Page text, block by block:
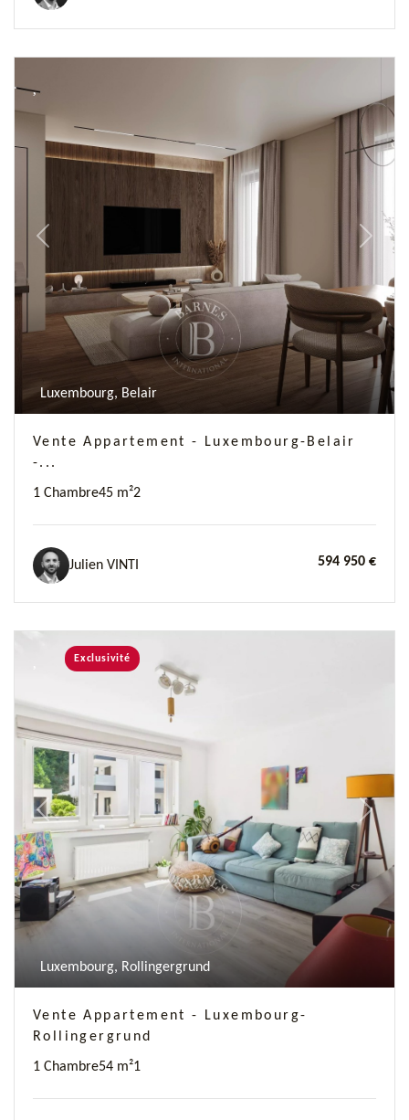
Previous Next
Luxembourg, Belair
Vente Appartement - Luxembourg-Belair
-...
1 Chambre45 m²2
Julien VINTI 594 950 €
Previous Next
Exclusivité
Luxembourg, Rollingergrund
Vente Appartement - Luxembourg-
Rollingergrund
1 Chambre54 m²1